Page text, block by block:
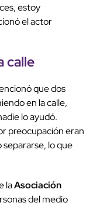
estoy
el actor
calle
que dos
en la calle,
lo ayudó.
preocupación eran
separarse, lo que
laAsociación
del medio